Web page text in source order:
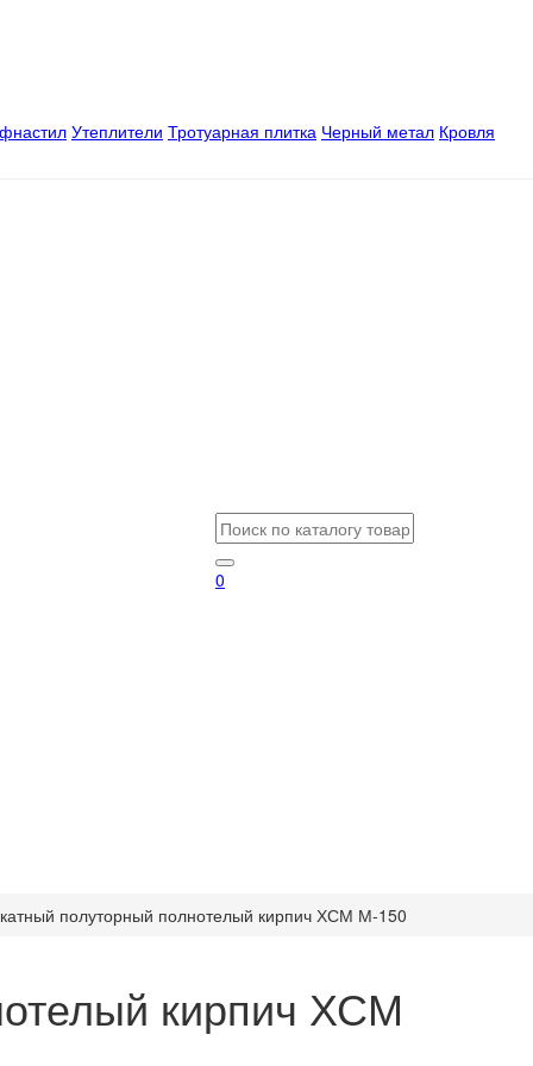
Утеплители Тротуарная плитка Черный метал Кровля
0
полуторный полнотелый кирпич ХСМ М-150
кирпич ХСМ